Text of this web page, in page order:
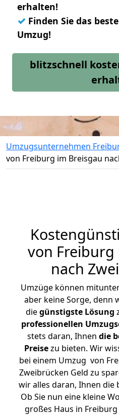
erhalten!
✓ Finden Sie das
Umzug!
blitzschnell
Umzugsunternehmen
von Freiburg im Breisgau
von Freiburg
nach
Umzüge können
aber keine Sorge, denn
diegünstigste Lösung
professionellen
stets daran, Ihnen die
Preisezu bieten. Wir
bei einem Umzug von
Zweibrücken Geld zu
wir alles daran, Ihnen die
Ob Sie nun eine kleine
großes Haus in